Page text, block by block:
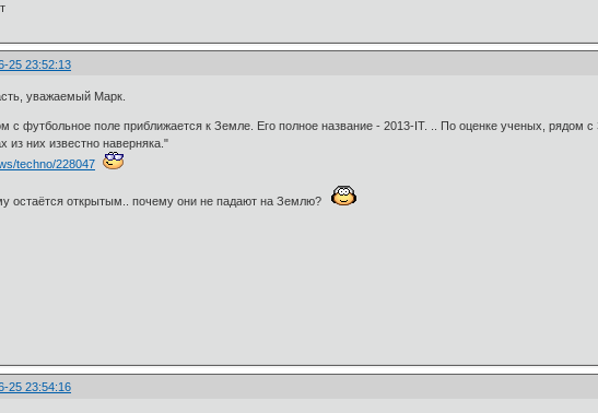
25 23:52:13
уважаемый Марк.
с футбольное поле приближается к Земле. Его полное название - 2013-IT. .. По оценке ученых, рядом
из них известно наверняка."
techno/228047
остаётся открытым.. почему они не падают на Землю?
25 23:54:16